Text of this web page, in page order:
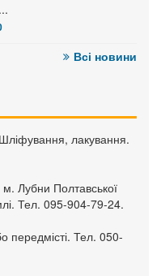
Всі новини
лакування.
Лубни Полтавської
Тел. 095-904-79-24.
передмісті. Тел. 050-